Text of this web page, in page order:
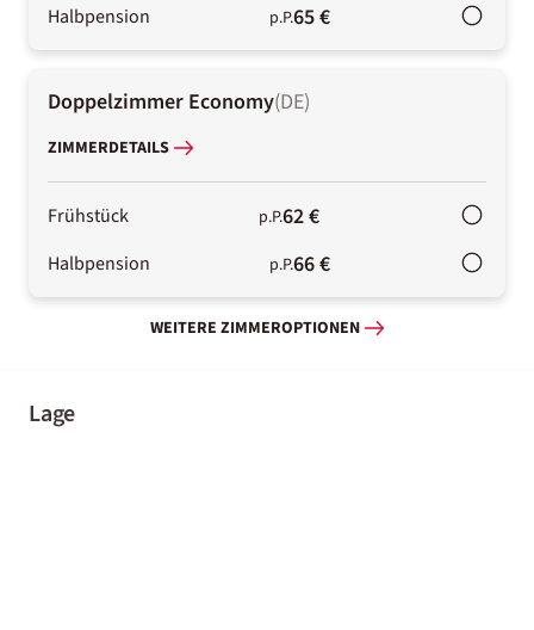
Halbpension p.P.65 €
Doppelzimmer Economy(DE)
ZIMMERDETAILS
Frühstück p.P.62 €
Halbpension p.P.66 €
WEITERE ZIMMEROPTIONEN
Lage